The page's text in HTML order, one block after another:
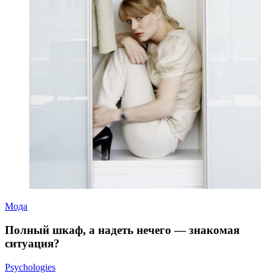
Мода
Полный шкаф, а надеть нечего — знакомая
ситуация?
Psychologies